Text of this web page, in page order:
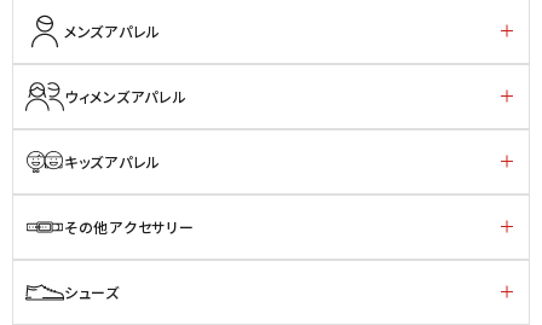
メンズアパレル
ウィメンズアパレル
キッズアパレル
その他アクセサリー
シューズ